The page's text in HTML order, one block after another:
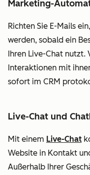
Marketing-
Richten Sie E-Mails
werden, sobald ein
Ihren Live-Chat nutzt.
Interaktionen mit
sofort im CRM
Live-Chat und
Mit einem Live-Chat
Website in Kontakt
Außerhalb Ihrer